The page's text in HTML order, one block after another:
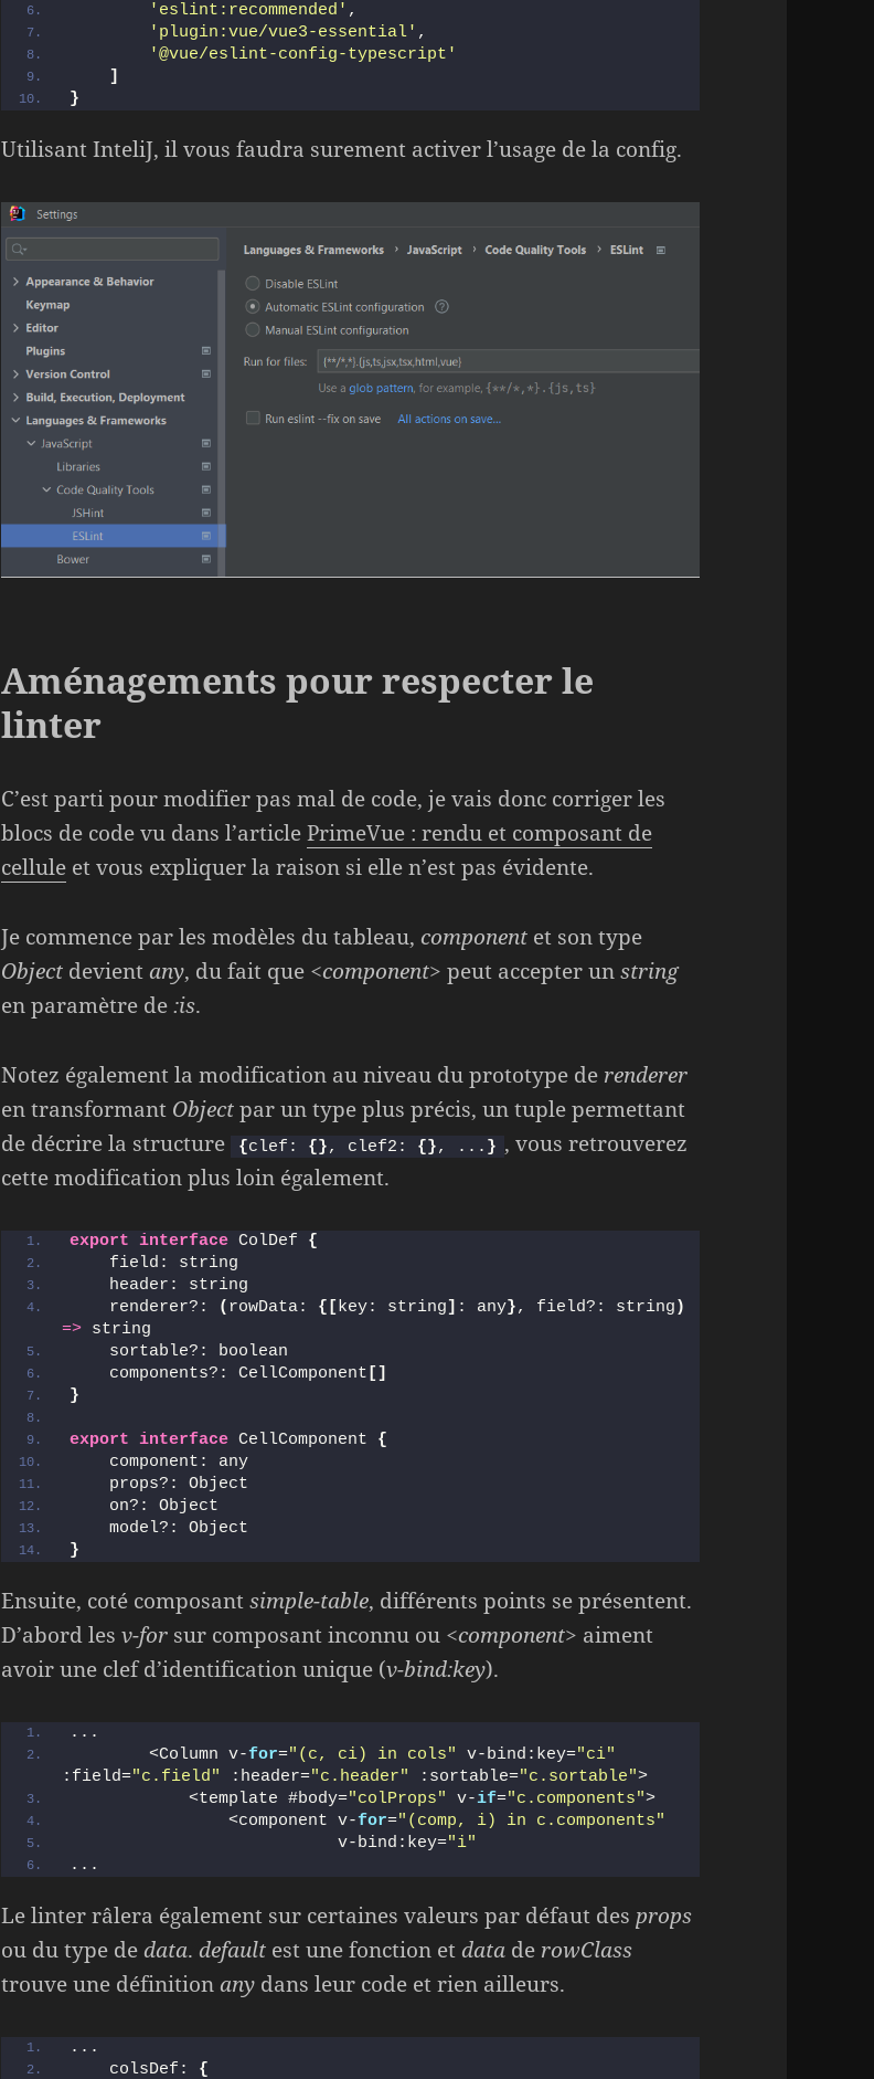
'eslint:recommended' ,
'plugin:vue/vue3-essential' ,
'@vue/eslint-config-typescript'
]
}
Utilisant InteliJ, il vous faudra surement activer l’usage de la config.
Aménagements pour respecter le
linter
C’est parti pour modifier pas mal de code, je vais donc corriger les
blocs de code vu dans l’articlePrimeVue : rendu et composant de
cellule et vous expliquer la raison si elle n’est pas évidente.
Je commence par les modèles du tableau,component et son type
Object devientany, du fait que <component> peut accepter unstring
en paramètre de:is.
Notez également la modification au niveau du prototype de renderer
en transformant Objectpar un type plus précis, un tuple permettant
de décrire la structure
{clef: {}, clef2: {}, ... } , vous retrouverez
cette modification plus loin également.
export interface ColDef {
    field: string
    header: string
    renderer?:
( rowData: { [key: string] : any}, field?: string )
=> string
    sortable?: boolean
    components?: CellComponent
[ ]
}
export interface CellComponent {
    component: any
    props?: Object
    on?: Object
    model?: Object
}
Ensuite, coté composantsimple-table, différents points se présentent.
D’abord les v-for sur composant inconnu ou <component> aiment
avoir une clef d’identification unique (v-bind:key).
...
        <Column v-
for="(c, ci) in cols" v-bind:key="ci"
:field="c.field" :header="c.header" :sortable="c.sortable">
            <template #body=
"colProps" v-if="c.components">
                <component v-
for="(comp, i) in c.components"
                           v-bind:key=
"i"
...
Le linter râlera également sur certaines valeurs par défaut des props
ou du type dedata.default est une fonction etdata de rowClass
trouve une définitionany dans leur code et rien ailleurs.
...
    colsDef:
{